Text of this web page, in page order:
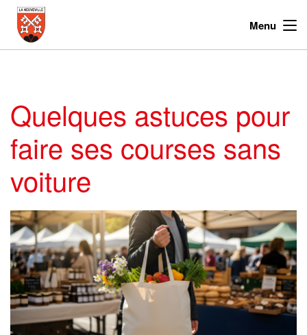
Menu
Quelques astuces pour
faire ses courses sans
voiture